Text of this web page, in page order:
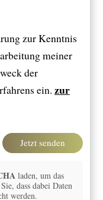
zur Kenntnis
meiner
der
ein. zur
Jetzt senden
laden, um das
dass dabei Daten
werden.